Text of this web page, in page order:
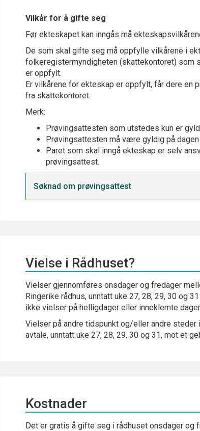
Vilkår for å gifte seg
Før ekteskapet kan inngås må
De som skal gifte seg må oppfylle vilkårene i
folkeregistermyndigheten (skattekontoret) som
er oppfylt.
Er vilkårene for ekteskap er oppfylt, får dere en
fra skattekontoret.
Merk:
Prøvingsattesten som utstedes kun er
Prøvingsattesten må være gyldig på
Paret som skal inngå ekteskap er selv
prøvingsattest.
Søknad om prøvingsattest
Vielse i Rådhuset?
Vielser gjennomføres onsdager og fredager
Ringerike rådhus, unntatt uke 27, 28, 29, 30 og
ikke vielser på helligdager eller inneklemte
Vielser på andre tidspunkt og/eller andre steder
avtale, unntatt uke 27, 28, 29, 30 og 31, mot et
Kostnader
Det er gratis å gifte seg i rådhuset onsdager og